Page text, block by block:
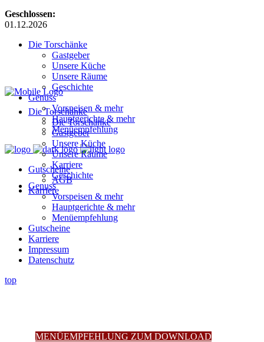
Geschlossen:
01.12.2026
Die Torschänke
Gastgeber
Unsere Küche
Unsere Räume
Geschichte
Genuss
Vorspeisen & mehr
Hauptgerichte & mehr
Menüempfehlung
Gutscheine
AGB
Karriere
Die Torschänke
Die Torschänke
Gastgeber
Unsere Küche
Unsere Räume
Karriere
Geschichte
Genuss
Vorspeisen & mehr
Hauptgerichte & mehr
Menüempfehlung
Gutscheine
Karriere
Impressum
Datenschutz
top
MENÜEMPFEHLUNG ZUM DOWNLOAD